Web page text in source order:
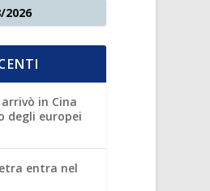
2026
in Cina
degli europei
entra nel